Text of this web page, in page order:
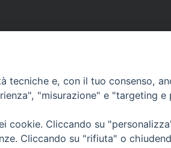
• Largo Duomo,
PEC ufficiale della Diocesi:
tecniche e, con il tuo consenso,
"misurazione" e "targeting
cookie. Cliccando su
Cliccando su "rifiuta" o